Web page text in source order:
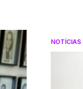
NOTÍCIAS